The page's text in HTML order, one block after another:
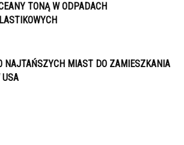
TONĄ W ODPADACH
NAJTAŃSZYCH MIAST DO ZAMIESZKANIA
USA